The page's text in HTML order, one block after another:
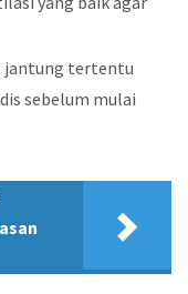
jantung tertentu
sebelum mulai